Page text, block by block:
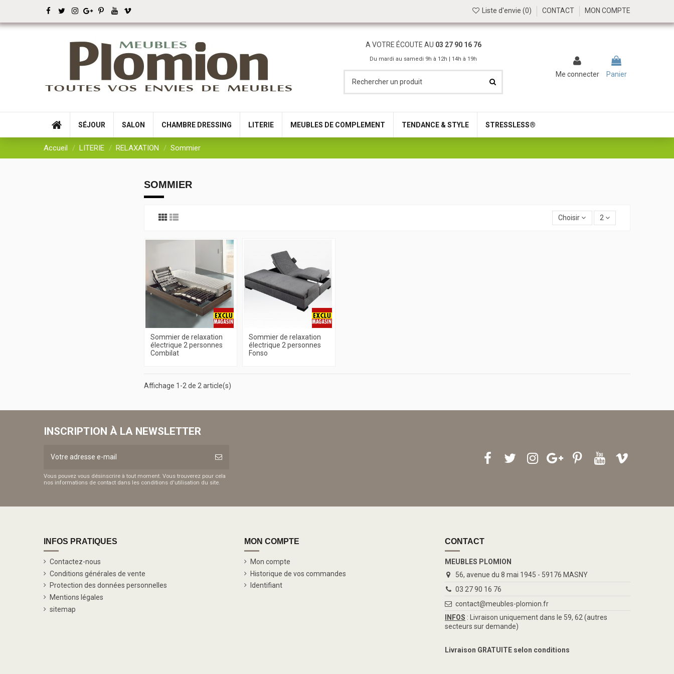
Liste d'envie (0) CONTACT MON COMPTE
A VOTRE ÉCOUTE AU 03 27 90 16 76
Du mardi au samedi 9h à 12h | 14h à 19h
Me connecter Panier
SÉJOUR SALON CHAMBRE DRESSING LITERIE MEUBLES DE COMPLEMENT TENDANCE & STYLE STRESSLESS®
Accueil LITERIE RELAXATION Sommier
SOMMIER
Choisir 2
Sommier de relaxation
électrique 2 personnes
Combilat
Sommier de relaxation
électrique 2 personnes
Fonso
Affichage 1-2 de 2 article(s)
INSCRIPTION À LA NEWSLETTER
Vous pouvez vous désinscrire à tout moment. Vous trouverez pour cela
nos informations de contact dans les conditions d'utilisation du site.
INFOS PRATIQUES
Contactez-nous
Conditions générales de vente
Protection des données personnelles
Mentions légales
sitemap
MON COMPTE
Mon compte
Historique de vos commandes
Identifiant
CONTACT
MEUBLES PLOMION
56, avenue du 8 mai 1945 - 59176 MASNY
03 27 90 16 76
contact@meubles-plomion.fr
INFOS : Livraison uniquement dans le 59, 62 (autres
secteurs sur demande)
Livraison GRATUITE selon conditions